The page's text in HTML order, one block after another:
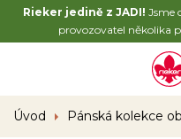
Rieker jedině z JADI! Jsme
provozovatel několika
Úvod Pánská kolekce